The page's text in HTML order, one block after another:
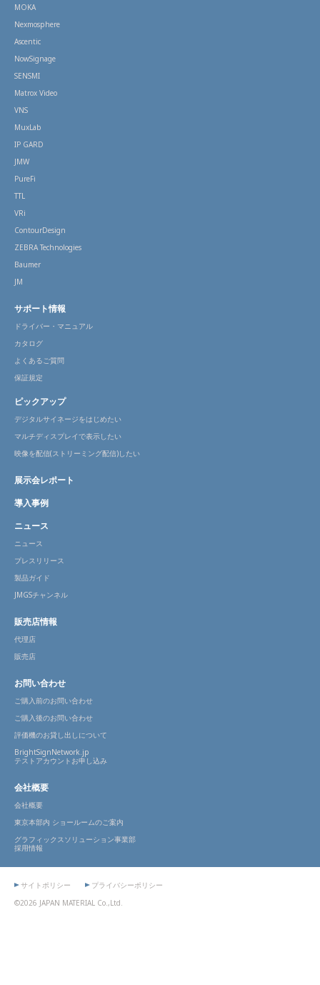
MOKA
Nexmosphere
Ascentic
NowSignage
SENSMI
Matrox Video
VNS
MuxLab
IP GARD
JMW
PureFi
TTL
VRi
ContourDesign
ZEBRA Technologies
Baumer
JM
サポート情報
ドライバー・マニュアル
カタログ
よくあるご質問
保証規定
ピックアップ
デジタルサイネージをはじめたい
マルチディスプレイで表示したい
映像を配信(ストリーミング配信)したい
展示会レポート
導入事例
ニュース
ニュース
プレスリリース
製品ガイド
JMGSチャンネル
販売店情報
代理店
販売店
お問い合わせ
ご購入前のお問い合わせ
ご購入後のお問い合わせ
評価機のお貸し出しについて
BrightSignNetwork.jp
テストアカウントお申し込み
会社概要
会社概要
東京本部内 ショールームのご案内
グラフィックスソリューション事業部
採用情報
©2026 JAPAN MATERIAL Co.,Ltd.
サイトポリシー プライバシーポリシー